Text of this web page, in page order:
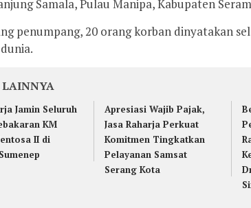
Samala, Pulau Manipa, Kabupaten
penumpang, 20 orang korban dinyatakan
Jamin Seluruh
KM
II di
Apresiasi Wajib Pajak,
Jasa Raharja Perkuat
Komitmen Tingkatkan
Pelayanan Samsat
Serang Kota